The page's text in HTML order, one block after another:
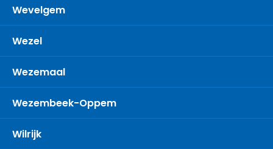
Wevelgem
Wezel
Wezemaal
Wezembeek-Oppem
Wilrijk